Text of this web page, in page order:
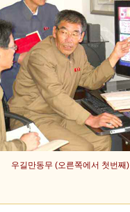
우길만동무 (오른쪽에서 첫번째)